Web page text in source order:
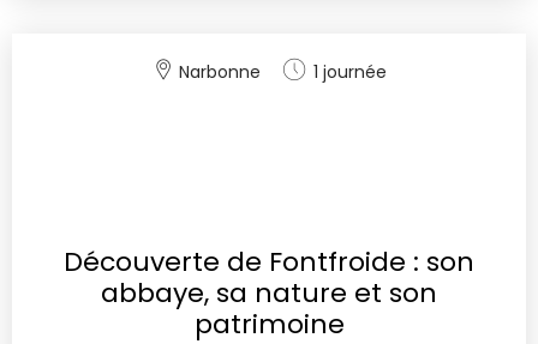
Narbonne 1 journée
Découverte de Fontfroide : son
abbaye, sa nature et son
patrimoine